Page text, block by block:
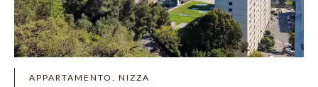
APPARTAMENTO, NIZZA